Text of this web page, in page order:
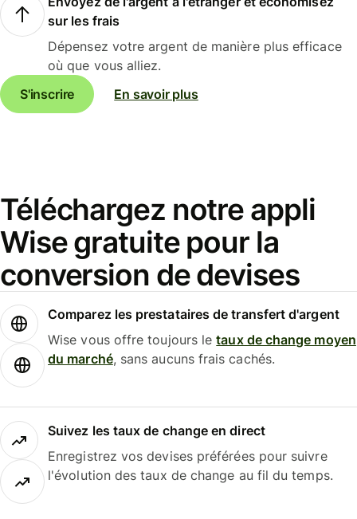
sur les frais
Dépensez votre argent de manière plus efficace
où que vous alliez.
S'inscrire
En savoir plus
Téléchargez notre appli
Wise gratuite pour la
conversion de devises
Comparez les prestataires de transfert d'argent
Wise vous offre toujours letaux de change moyen
du marché, sans aucuns frais cachés.
Suivez les taux de change en direct
Enregistrez vos devises préférées pour suivre
l'évolution des taux de change au fil du temps.